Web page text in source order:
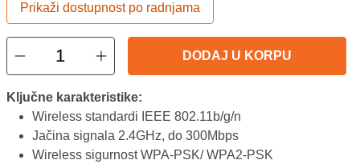
Prikaži dostupnost po radnjama
DODAJ U KORPU
Ključne karakteristike:
Wireless standardi IEEE 802.11b/g/n
Jačina signala 2.4GHz, do 300Mbps
Wireless sigurnost WPA-PSK/ WPA2-PSK